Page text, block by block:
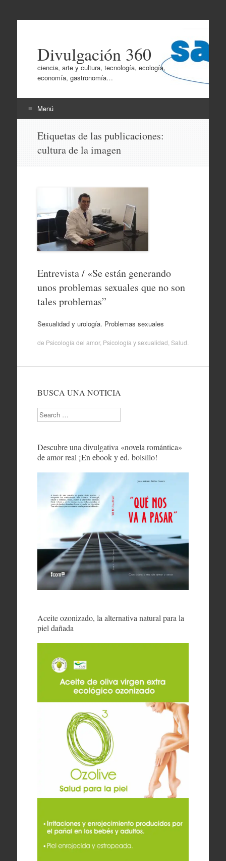
Divulgación 360
ciencia, arte y cultura, tecnología, ecología,
economía, gastronomía…
Menú
contenido
Etiquetas de las publicaciones:
cultura de la imagen
Entrevista / «Se están generando
unos problemas sexuales que no son
tales problemas”
Sexualidad y urología. Problemas sexuales
de Psicología del amor, Psicología y sexualidad Salud
BUSCA UNA NOTICIA
Search
Descubre una divulgativa «novela romántica»
de amor real ¡En ebook y ed. bolsillo!
Aceite ozonizado, la alternativa natural para la
piel dañada